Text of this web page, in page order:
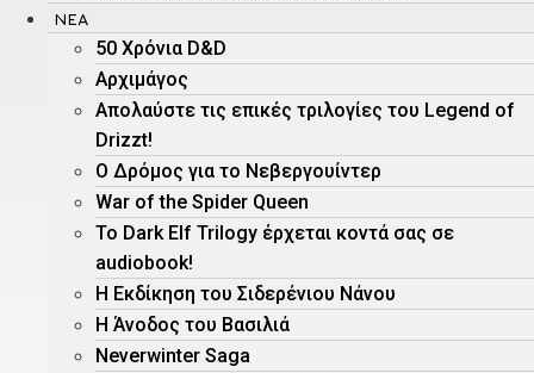
ΝΕΑ
50 Χρόνια D&D
Αρχιμάγος
Aπολαύστε τις επικές τριλογίες του Legend of
Drizzt!
O Δρόμος για το Νεβεργουίντερ
War of the Spider Queen
Το Dark Elf Trilogy έρχεται κοντά σας σε
audiobook!
Η Εκδίκηση του Σιδερένιου Νάνου
Η Άνοδος του Βασιλιά
Neverwinter Saga